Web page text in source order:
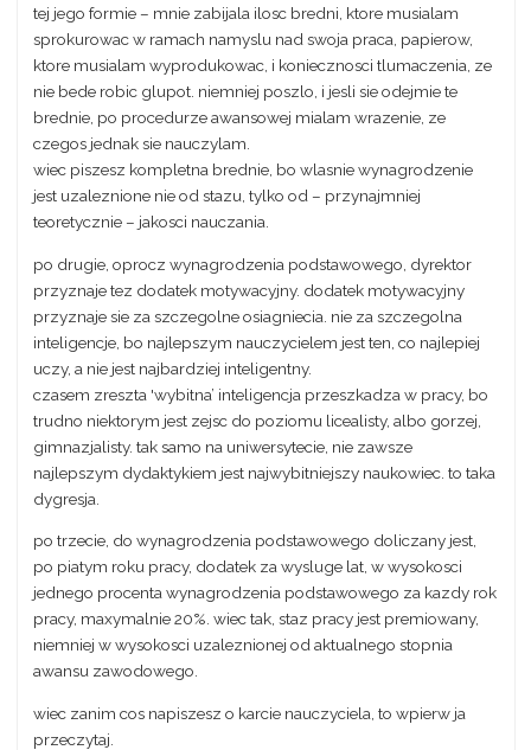
tej jego formie – mnie zabijala ilosc bredni, ktore musialam
sprokurowac w ramach namyslu nad swoja praca, papierow,
ktore musialam wyprodukowac, i koniecznosci tlumaczenia, ze
nie bede robic glupot. niemniej poszlo, i jesli sie odejmie te
brednie, po procedurze awansowej mialam wrazenie, ze
czegos jednak sie nauczylam.
wiec piszesz kompletna brednie, bo wlasnie wynagrodzenie
jest uzaleznione nie od stazu, tylko od – przynajmniej
teoretycznie – jakosci nauczania.
po drugie, oprocz wynagrodzenia podstawowego, dyrektor
przyznaje tez dodatek motywacyjny. dodatek motywacyjny
przyznaje sie za szczegolne osiagniecia. nie za szczegolna
inteligencje, bo najlepszym nauczycielem jest ten, co najlepiej
uczy, a nie jest najbardziej inteligentny.
czasem zreszta 'wybitna’ inteligencja przeszkadza w pracy, bo
trudno niektorym jest zejsc do poziomu licealisty, albo gorzej,
gimnazjalisty. tak samo na uniwersytecie, nie zawsze
najlepszym dydaktykiem jest najwybitniejszy naukowiec. to taka
dygresja.
po trzecie, do wynagrodzenia podstawowego doliczany jest,
po piatym roku pracy, dodatek za wysluge lat, w wysokosci
jednego procenta wynagrodzenia podstawowego za kazdy rok
pracy, maxymalnie 20%. wiec tak, staz pracy jest premiowany,
niemniej w wysokosci uzaleznionej od aktualnego stopnia
awansu zawodowego.
wiec zanim cos napiszesz o karcie nauczyciela, to wpierw ja
przeczytaj.